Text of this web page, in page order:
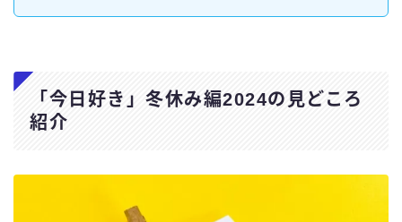
「今日好き」冬休み編2024の見どころ
紹介